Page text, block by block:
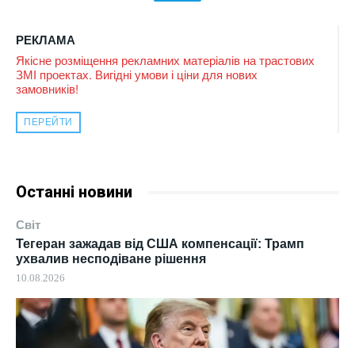
РЕКЛАМА
Якісне розміщення рекламних матеріалів на трастових
ЗМІ проектах. Вигідні умови і ціни для нових
замовників!
ПЕРЕЙТИ
Останні новини
Світ
Тегеран зажадав від США компенсації: Трамп
ухвалив несподіване рішення
10.08.2026